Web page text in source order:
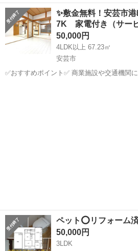
す！ 敷金礼金ゼロにしました！（2026/3/
仲介手数料もゼロなので、初期費用を抑え
★★★ 賃料...
高知 安芸市 安芸駅 一戸建て
✨️敷金無料！安芸市
7K 家電付き（サービ
50,000円
4LDK以上 67.23㎡
安芸市
✅おすすめポイント✅ 商業施設や交通機関
ペット⭕️リフォーム
50,000円
3LDK